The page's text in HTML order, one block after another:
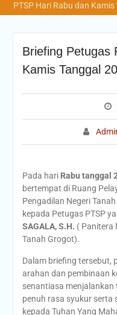
PTSP Hari Rabu dan
Briefing Petugas
Kamis Tanggal
Pada hari Rabu tanggal
bertempat di Ruang
Pengadilan Negeri
kepada Petugas PTSP
SAGALA, S.H. ( Panitera
Tanah Grogot).
Dalam briefing tersebut,
arahan dan pembinaan
senantiasa
penuh rasa syukur serta
kepada Tuhan Yang